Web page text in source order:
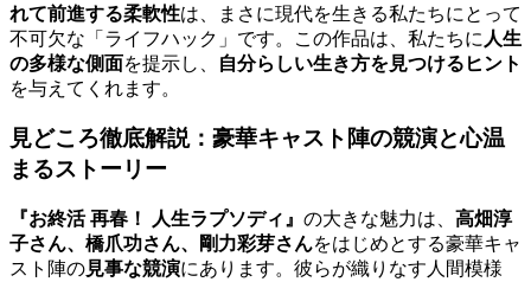
れて前進する柔軟性は、まさに現代を生きる私たちにとって
不可欠な「ライフハック」です。この作品は、私たちに 人生
の多様な側面を提示し、
自分らしい生き方を見つけるヒント
を与えてくれます。
見どころ徹底解説：豪華キャスト陣の競演と心温
まるストーリー
『お終活 再春！ 人生ラプソディ』 の大きな魅力は、 高畑淳
子さん、橋爪功さん、剛力彩芽さんをはじめとする豪華キャ
スト陣の見事な競演にあります。彼らが織りなす人間模様